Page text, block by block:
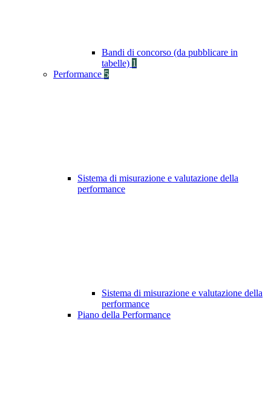
Bandi di concorso (da pubblicare in
tabelle) 1
Performance 5
Sistema di misurazione e valutazione della
performance
Sistema di misurazione e valutazione della
performance
Piano della Performance